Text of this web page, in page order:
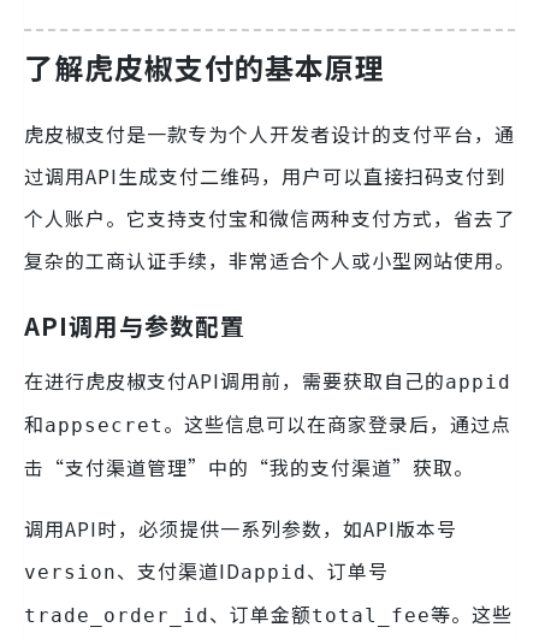
了解虎皮椒支付的基本原理
虎皮椒支付是一款专为个人开发者设计的支付平台，通
过调用API生成支付二维码，用户可以直接扫码支付到
个人账户。它支持支付宝和微信两种支付方式，省去了
复杂的工商认证手续，非常适合个人或小型网站使用。
API调用与参数配置
在进行虎皮椒支付API调用前，需要获取自己的appid
和appsecret 。这些信息可以在商家登录后，通过点
击“支付渠道管理”中的“我的支付渠道”获取。
调用API时，必须提供一系列参数，如API版本号
version、支付渠道IDappid 、订单号
trade_order_id 、订单金额total_fee等。这些